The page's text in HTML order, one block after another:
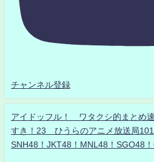
チャンネル登録
アイドッフル！ ワタクシ的まとめ
すき！23 ひうらのアニメ放送局
SNH48！JKT48！MNL48！SGO48